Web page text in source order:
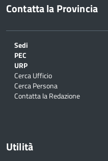
Contatta la Provincia
Sedi
PEC
URP
Cerca Ufficio
Cerca Persona
Contatta la Redazione
Utilità